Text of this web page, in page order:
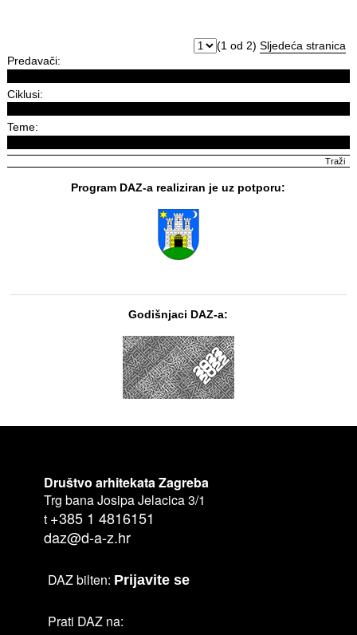
(1 od 2)Sljedeća stranica
Predavači:
Ciklusi:
Teme:
Program DAZ-a realiziran je uz potporu:
Godišnjaci DAZ-a:
Društvo arhitekata Zagreba
Trg bana Josipa Jelacica 3/1
t +385 1 4816151
daz@d-a-z.hr
DAZ bilten: Prijavite se
Prati DAZ na: